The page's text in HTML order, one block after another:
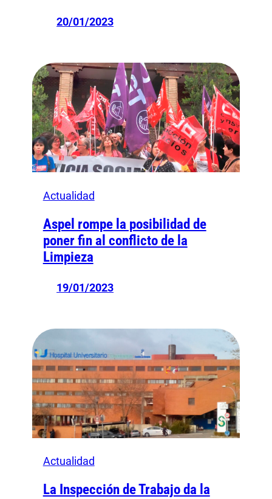
20/01/2023
Actualidad
Aspel rompe la posibilidad de
poner fin al conflicto de la
Limpieza
19/01/2023
Actualidad
La Inspección de Trabajo da la